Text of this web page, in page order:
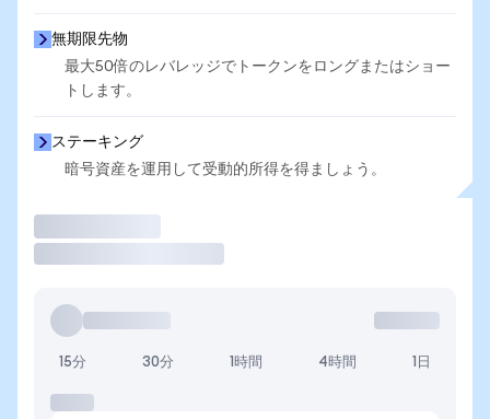
無期限先物
最大50倍のレバレッジでトークンをロングまたはショー
トします。
ステーキング
暗号資産を運用して受動的所得を得ましょう。
15分 30分 1時間 4時間 1日